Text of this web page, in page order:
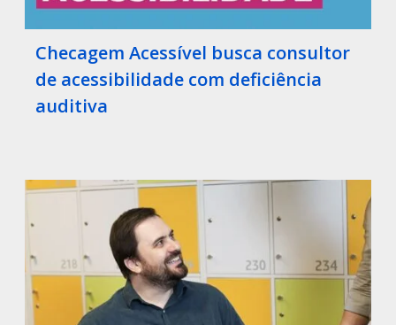
Checagem Acessível busca consultor
de acessibilidade com deficiência
auditiva